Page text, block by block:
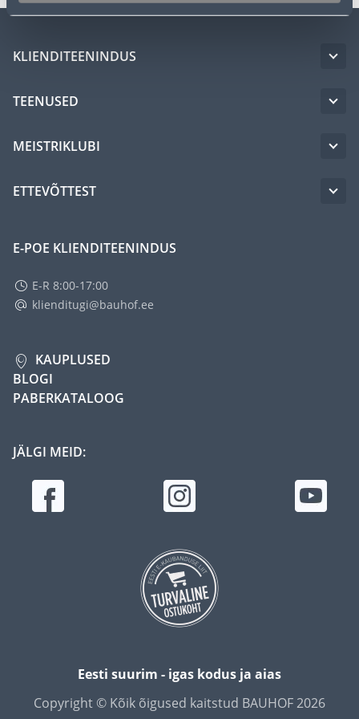
KLIENDITEENINDUS
TEENUSED
MEISTRIKLUBI
ETTEVÕTTEST
E-POE KLIENDITEENINDUS
E-R 8:00-17:00
klienditugi@bauhof.ee
KAUPLUSED
BLOGI
PABERKATALOOG
JÄLGI MEID:
Eesti suurim - igas kodus ja aias
Copyright © Kõik õigused kaitstud BAUHOF 2026